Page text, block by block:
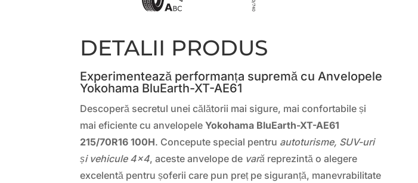
DETALII PRODUS
Experimentează performanța supremă cu Anvelopele
Yokohama BluEarth-XT-AE61
Descoperă secretul unei călătorii mai sigure, mai confortabile și
mai eficiente cu anvelopeleYokohama BluEarth-XT-AE61
215/70R16 100H. Concepute special pentru autoturisme, SUV-uri
și vehicule 4×4, aceste anvelope de vară reprezintă o alegere
excelentă pentru șoferii care pun preț pe siguranță, manevrabilitate